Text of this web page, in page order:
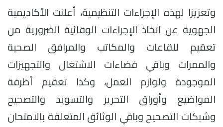
وتعزيزا لهذه الإجراءات التنظيمية، أعلنت الأكاديمية
الجهوية عن اتخاذ الإجراءات الوقائية الضرورية من
تعقيم للقاعات والمكاتب والمرافق الصحية
والممرات وباقي فضاءات الاشتغال والتجهيزات
الموجودة ولوازم العمل، وكذا تعقيم أظرفة
المواضيع وأوراق التحرير والتسويد والتصحيح
وشبكات التصحيح وباقي الوثائق المتعلقة بالامتحان